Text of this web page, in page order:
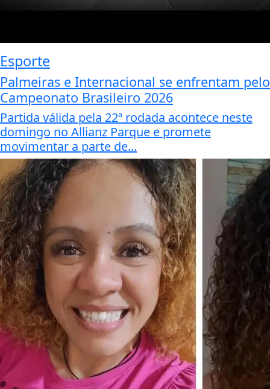
Esporte
Palmeiras e Internacional se enfrentam pelo
Campeonato Brasileiro 2026
Partida válida pela 22ª rodada acontece neste
domingo no Allianz Parque e promete
movimentar a parte de...